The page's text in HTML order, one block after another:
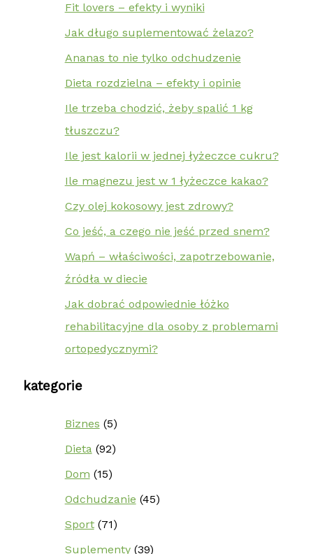
Fit lovers – efekty i wyniki
Jak długo suplementować żelazo?
Ananas to nie tylko odchudzenie
Dieta rozdzielna – efekty i opinie
Ile trzeba chodzić, żeby spalić 1 kg
tłuszczu?
Ile jest kalorii w jednej łyżeczce cukru?
Ile magnezu jest w 1 łyżeczce kakao?
Czy olej kokosowy jest zdrowy?
Co jeść, a czego nie jeść przed snem?
Wapń – właściwości, zapotrzebowanie,
źródła w diecie
Jak dobrać odpowiednie łóżko
rehabilitacyjne dla osoby z problemami
ortopedycznymi?
kategorie
Biznes (5)
Dieta(92)
Dom (15)
Odchudzanie (45)
Sport(71)
Suplementy(39)